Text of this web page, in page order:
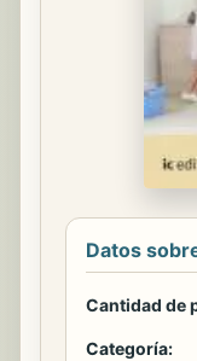
Datos
Cantidad de
Categoría: